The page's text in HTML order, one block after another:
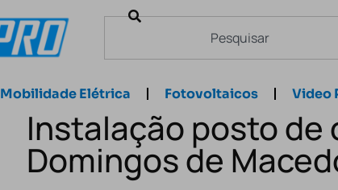
Mobilidade Elétrica Fotovoltaicos Video
Instalação posto
Domingos de